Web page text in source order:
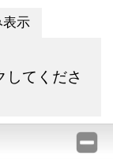
表示
してくださ